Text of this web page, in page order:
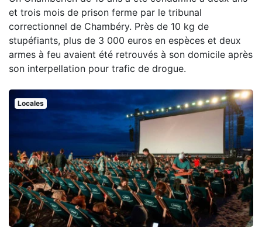
et trois mois de prison ferme par le tribunal
correctionnel de Chambéry. Près de 10 kg de
stupéfiants, plus de 3 000 euros en espèces et deux
armes à feu avaient été retrouvés à son domicile après
son interpellation pour trafic de drogue.
Locales